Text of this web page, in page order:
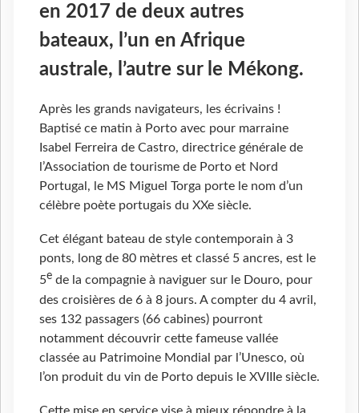
en 2017 de deux autres
bateaux, l’un en Afrique
australe, l’autre sur le Mékong.
Après les grands navigateurs, les écrivains !
Baptisé ce matin à Porto avec pour marraine
Isabel Ferreira de Castro, directrice générale de
l’Association de tourisme de Porto et Nord
Portugal, le MS Miguel Torga porte le nom d’un
célèbre poète portugais du XXe siècle.
Cet élégant bateau de style contemporain à 3
ponts, long de 80 mètres et classé 5 ancres, est le
5e de la compagnie à naviguer sur le Douro, pour
des croisières de 6 à 8 jours. A compter du 4 avril,
ses 132 passagers (66 cabines) pourront
notamment découvrir cette fameuse vallée
classée au Patrimoine Mondial par l’Unesco, où
l’on produit du vin de Porto depuis le XVIIIe siècle.
Cette mise en service vise à mieux répondre à la